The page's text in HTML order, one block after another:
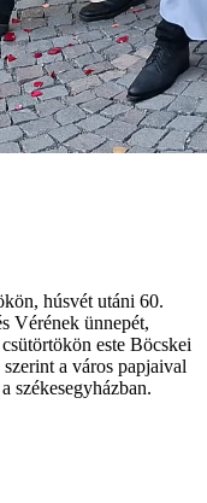
húsvét utáni 60.
Vérének ünnepét,
este Böcskei
a város papjaival
székesegyházban.